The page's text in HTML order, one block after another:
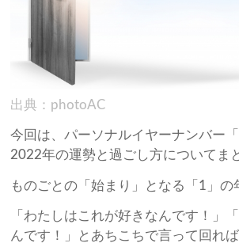
出典：photoAC
今回は、パーソナルイヤーナンバー「
2022年の運勢と過ごし方についてま
ものごとの「始まり」となる「1」の
「わたしはこれが好きなんです！」
んです！」とあちこちで言って回れ